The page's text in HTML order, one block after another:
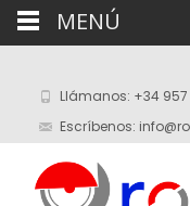
Llámanos: +34 957
Escríbenos:
MENÚ